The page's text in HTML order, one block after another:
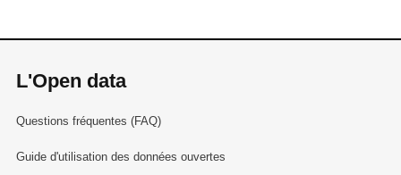
L'Open data
Questions fréquentes (FAQ)
Guide d'utilisation des données ouvertes